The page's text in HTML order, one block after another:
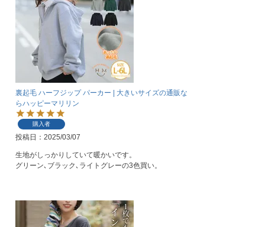
裏起毛 ハーフジップ パーカー | 大きいサイズの通販な
らハッピーマリリン
購入者
投稿日 2025/03/07
生地がしっかりしていて暖かいです。
グリーン､ブラック､ライトグレーの3色買い。